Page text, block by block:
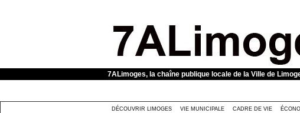
7ALimoges, la chaîne publique locale de la Ville de
DÉCOUVRIR LIMOGES VIE MUNICIPALE CADRE DE VIE